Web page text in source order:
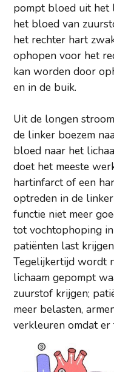
pompt bloed uit het
het bloed van
het rechter hart
ophopen voor het
kan worden door
en in de buik.
Uit de longen
de linker boezem
bloed naar het
doet het meeste
hartinfarct of een
optreden in de
functie niet meer
tot vochtophoping
patiënten last
Tegelijkertijd wordt
lichaam gepompt
zuurstof krijgen;
meer belasten,
verkleuren omdat